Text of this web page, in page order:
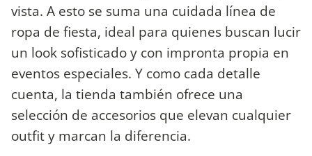
vista. A esto se suma una cuidada línea de
ropa de fiesta, ideal para quienes buscan lucir
un look sofisticado y con impronta propia en
eventos especiales. Y como cada detalle
cuenta, la tienda también ofrece una
selección de accesorios que elevan cualquier
outfit y marcan la diferencia.